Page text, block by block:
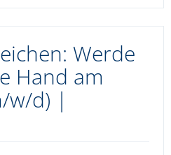
Werde
Hand am
w/d) |